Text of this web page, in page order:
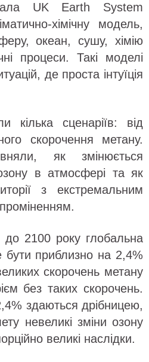
UK Earth System
хімічну модель,
океан, сушу, хімію
процеси. Такі моделі
де проста інтуїція
кілька сценаріїв: від
скорочення метану.
як змінюється
озону в атмосфері та як
з екстремальним
до 2100 року глобальна
бути приблизно на 2,4%
скорочень метану
без таких скорочень.
здаються дрібницею,
невеликі зміни озону
великі наслідки.